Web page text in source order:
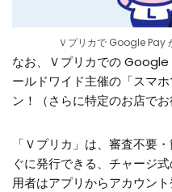
Ｖプリカで Google Pay
なお、Ｖプリカでの
ールドワイド主催の「スマ
ン！（さらに特定のお店でお
「Ｖプリカ」は、審査不要
ぐに発行できる、チャージ
用者はアプリからアカウン